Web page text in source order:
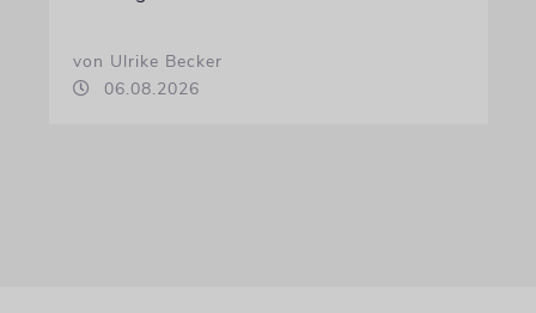
von Ulrike Becker
06.08.2026